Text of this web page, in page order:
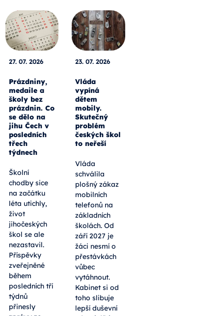
27. 07. 2026
Prázdniny,
medaile a
školy bez
prázdnin. Co
se dělo na
jihu Čech v
posledních
třech
týdnech
Školní
chodby sice
na začátku
léta utichly,
život
jihočeských
škol se ale
nezastavil.
Příspěvky
zveřejněné
během
posledních tří
týdnů
přinesly
23. 07. 2026
Vláda
vypíná
dětem
mobily.
Skutečný
problém
českých škol
to neřeší
Vláda
schválila
plošný zákaz
mobilních
telefonů na
základních
školách. Od
září 2027 je
žáci nesmí o
přestávkách
vůbec
vytáhnout.
Kabinet si od
toho slibuje
lepší duševní